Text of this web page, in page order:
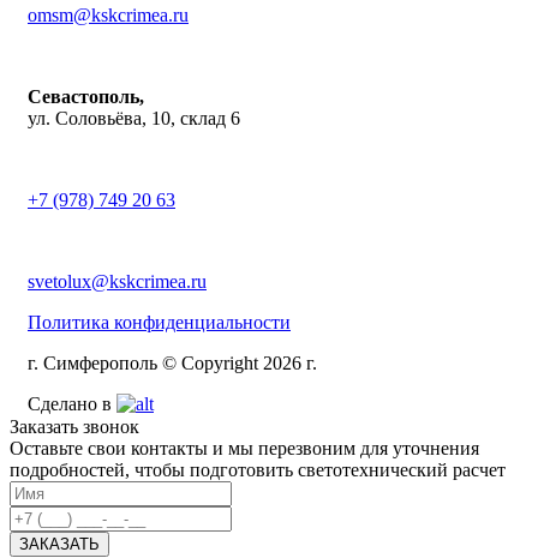
omsm@kskcrimea.ru
Севастополь,
ул. Соловьёва, 10, склад 6
+7 (978) 749 20 63
svetolux@kskcrimea.ru
Политика конфиденциальности
г. Симферополь © Copyright 2026 г.
Сделано в
Заказать звонок
Оставьте свои контакты и мы перезвоним для уточнения
подробностей, чтобы подготовить светотехнический расчет
ЗАКАЗАТЬ